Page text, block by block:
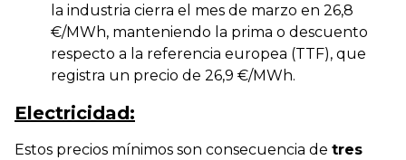
la industria cierra el mes de marzo en 26,8
€/MWh, manteniendo la prima o descuento
respecto a la referencia europea (TTF), que
registra un precio de 26,9 €/MWh.
Electricidad:
Estos precios mínimos son consecuencia de tres